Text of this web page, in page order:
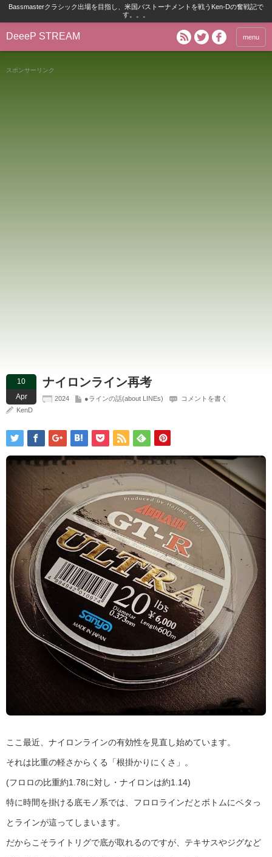
Bassmasterクラシック出場を目指し、米国バストーナメントを戦うKen-Dの奮戦記で
す。。。
DeeeP STREAM menu
スポンサーリンク
10
Apr
ナイロンライン再考
2024 ●ラインの話(about LINEs)
コメントを書く
KenD
ここ最近、ナイロンラインの有効性を見直し始めています。
それは比重の軽さからくる「根掛かりにくさ」。
(フロロの比重約1.78に対し・ナイロンは約1.14)
特に時間を掛ける底モノ系では、フロロラインだとボトムにベタっ
とラインが這ってしまいます。
だからこそライトリグで底が取れるのですが、テキサスやジグなど